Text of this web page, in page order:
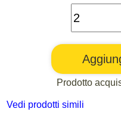
Prodotto
Vedi prodotti simili